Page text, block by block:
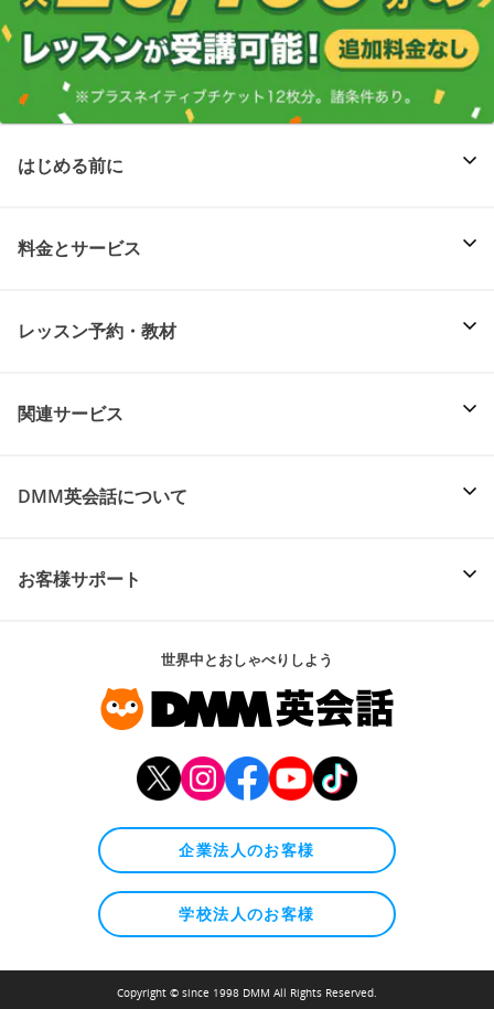
はじめる前に
料金とサービス
レッスン予約・教材
関連サービス
DMM英会話について
お客様サポート
世界中とおしゃべりしよう
企業法人のお客様
学校法人のお客様
Copyright © since 1998 DMM All Rights Reserved.